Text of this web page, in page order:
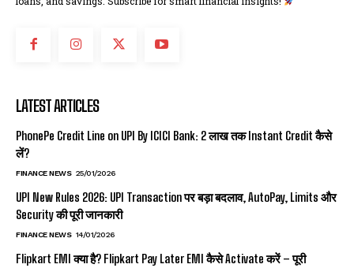
LATEST ARTICLES
PhonePe Credit Line on UPI By ICICI Bank: ₹2 लाख तक Instant Credit कैसे
लें?
FINANCE NEWS 25/01/2026
UPI New Rules 2026: UPI Transaction पर बड़ा बदलाव, AutoPay, Limits और
Security की पूरी जानकारी
FINANCE NEWS 14/01/2026
Flipkart EMI क्या है? Flipkart Pay Later EMI कैसे Activate करें – पूरी